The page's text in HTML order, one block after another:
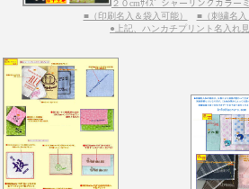
２０cmｻｲｽﾞ シャーリングカラー
■（印刷名入＆袋入可能）
■（刺繍名入
●上記、ハンカチプリント名入れ